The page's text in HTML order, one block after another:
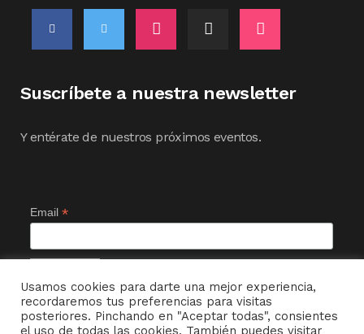
Suscríbete a nuestra newsletter
Y entérate de nuestros próximos eventos.
Email *
Usamos cookies para darte una mejor experiencia,
recordaremos tus preferencias para visitas
posteriores. Pinchando en "Aceptar todas", consientes
el uso de todas las cookies. También puedes visitar